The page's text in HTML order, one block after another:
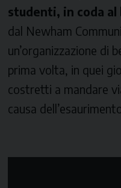
studenti, in coda al
dal Newham
un’organizzazione di
prima volta, in quei
costretti a mandare
causa